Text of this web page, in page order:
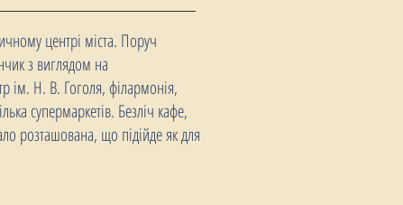
центрі міста. Поруч
з виглядом на
ім. Н. В. Гоголя, філармонія,
супермаркетів. Безліч кафе,
розташована, що підійде як для